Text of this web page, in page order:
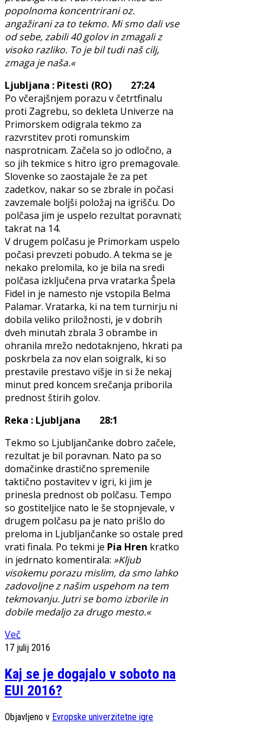
popolnoma koncentrirani oz.
angažirani za to tekmo. Mi smo dali vse
od sebe, zabili 40 golov in zmagali z
visoko razliko. To je bil tudi naš cilj,
zmaga je naša.«
Ljubljana : Pitesti (RO) 27:24
Po včerajšnjem porazu v četrtfinalu
proti Zagrebu, so dekleta Univerze na
Primorskem odigrala tekmo za
razvrstitev proti romunskim
nasprotnicam. Začela so jo odločno, a
so jih tekmice s hitro igro premagovale.
Slovenke so zaostajale že za pet
zadetkov, nakar so se zbrale in počasi
zavzemale boljši položaj na igrišču. Do
polčasa jim je uspelo rezultat poravnati;
takrat na 14.
V drugem polčasu je Primorkam uspelo
počasi prevzeti pobudo. A tekma se je
nekako prelomila, ko je bila na sredi
polčasa izključena prva vratarka Špela
Fidel in je namesto nje vstopila Belma
Palamar. Vratarka, ki na tem turnirju ni
dobila veliko priložnosti, je v dobrih
dveh minutah zbrala 3 obrambe in
ohranila mrežo nedotaknjeno, hkrati pa
poskrbela za nov elan soigralk, ki so
prestavile prestavo višje in si že nekaj
minut pred koncem srečanja priborila
prednost štirih golov.
Reka : Ljubljana 28:1
Tekmo so Ljubljančanke dobro začele,
rezultat je bil poravnan. Nato pa so
domačinke drastično spremenile
taktično postavitev v igri, ki jim je
prinesla prednost ob polčasu. Tempo
so gostiteljice nato le še stopnjevale, v
drugem polčasu pa je nato prišlo do
preloma in Ljubljančanke so ostale pred
vrati finala. Po tekmi je Pia Hren kratko
in jedrnato komentirala: »Kljub
visokemu porazu mislim, da smo lahko
zadovoljne z našim uspehom na tem
tekmovanju. Jutri se bomo izborile in
dobile medaljo za drugo mesto.«
Več
17 julij 2016
Kaj se je dogajalo v soboto na
EUI 2016?
Objavljeno v Evropske univerzitetne igre